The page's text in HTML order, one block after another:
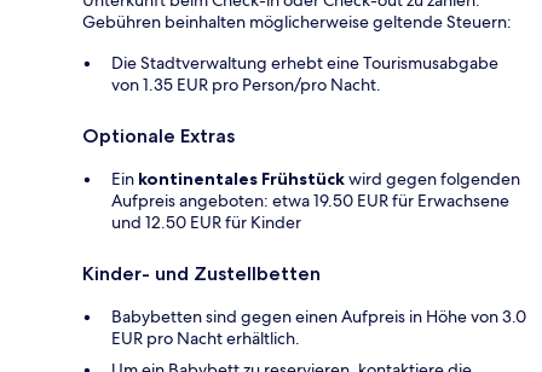
Gebühren beinhalten möglicherweise geltende Steuern:
Die Stadtverwaltung erhebt eine Tourismusabgabe
von 1.35 EUR pro Person/pro Nacht.
Optionale Extras
Ein kontinentales Frühstückwird gegen folgenden
Aufpreis angeboten: etwa 19.50 EUR für Erwachsene
und 12.50 EUR für Kinder
Kinder- und Zustellbetten
Babybetten sind gegen einen Aufpreis in Höhe von 3.0
EUR pro Nacht erhältlich.